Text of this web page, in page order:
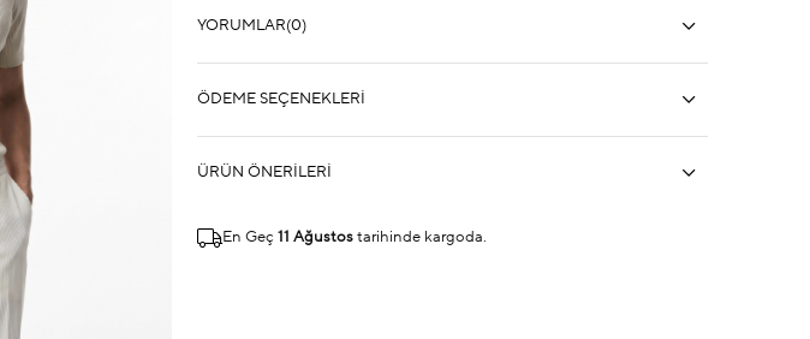
YORUMLAR(0)
ÖDEME SEÇENEKLERI
ÜRÜN ÖNERILERI
En Geç11 Ağustos tarihinde kargoda.